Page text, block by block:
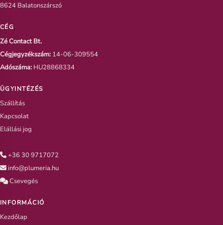
8624 Balatonszárszó
CÉG
Zé Contact Bt.
Cégjegyzékszám: 14-06-309554
Adószáma: HU28868334
ÜGYINTÉZÉS
Szállítás
Kapcsolat
Elállási jog
+36 30 9717072
info@plumeria.hu
Csevegés
INFORMÁCIÓ
Kezdőlap